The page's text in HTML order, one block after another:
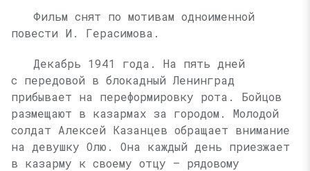
Фильм снят по мотивам одноименной
повести И. Герасимова.
Декабрь 1941 года. На пять дней
с передовой в блокадный Ленинград
прибывает на переформировку рота. Бойцов
размещают в казармах за городом. Молодой
солдат Алексей Казанцев обращает внимание
на девушку Олю. Она каждый день приезжает
в казарму к своему отцу — рядовому